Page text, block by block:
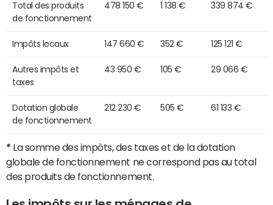
Total des produits
de fonctionnement
478 150 € 1 138 € 339 874 €
Impôts locaux 147 660 € 352 € 125 121 €
Autres impôts et
taxes
43 950 € 105 € 29 066 €
Dotation globale
de fonctionnement
212 230 € 505 € 61 133 €
* La somme des impôts, des taxes et de la dotation
globale de fonctionnement ne correspond pas au total
des produits de fonctionnement.